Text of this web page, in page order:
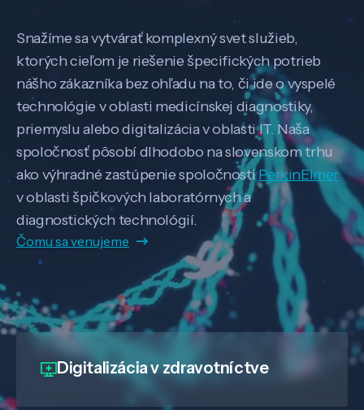
Snažíme sa vytvárať komplexný svet služieb,
ktorých cieľom je riešenie špecifických potrieb
nášho zákazníka bez ohľadu na to, či ide o vyspelé
technológie v oblasti medicínskej diagnostiky,
priemyslu alebo digitalizácia v oblasti IT. Naša
spoločnosť pôsobí dlhodobo na slovenskom trhu
ako výhradné zastúpenie spoločnostiPerkinElmer
v oblasti špičkových laboratórnych a
diagnostických technológií.
Čomu sa venujeme
Digitalizáciav zdravotníctve